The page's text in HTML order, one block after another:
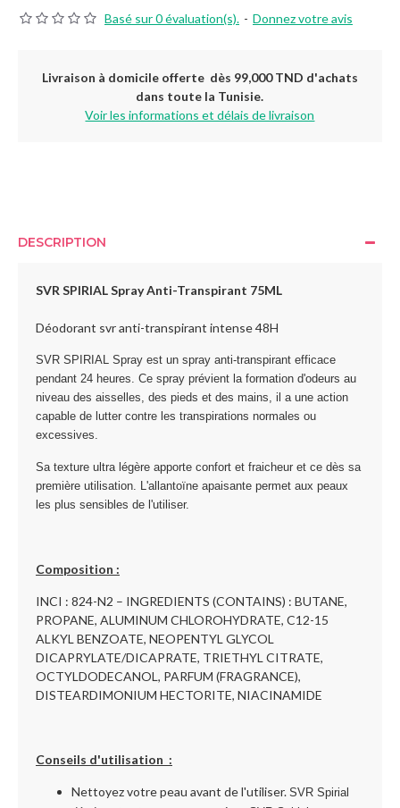
Basé sur 0 évaluation(s). - Donnez votre avis
Livraison à domicile offerte dès 99,000 TND d'achats
dans toute la Tunisie.
Voir les informations et délais de livraison
DESCRIPTION
SVR SPIRIAL Spray Anti-Transpirant 75ML
Déodorant svr anti-transpirant intense 48H
SVR SPIRIAL Spray est un spray anti-transpirant efficace
pendant 24 heures. Ce spray prévient la formation d'odeurs au
niveau des aisselles, des pieds et des mains, il a une action
capable de lutter contre les transpirations normales ou
excessives.
Sa texture ultra légère apporte confort et fraicheur et ce dès sa
première utilisation. L'allantoïne apaisante permet aux peaux
les plus sensibles de l'utiliser.
Composition :
INCI : 824-N2 – INGREDIENTS (CONTAINS) : BUTANE,
PROPANE, ALUMINUM CHLOROHYDRATE, C12-15
ALKYL BENZOATE, NEOPENTYL GLYCOL
DICAPRYLATE/DICAPRATE, TRIETHYL CITRATE,
OCTYLDODECANOL, PARFUM (FRAGRANCE),
DISTEARDIMONIUM HECTORITE, NIACINAMIDE
Conseils d'utilisation :
Nettoyez votre peau avant de l'utiliser. SVR Spirial